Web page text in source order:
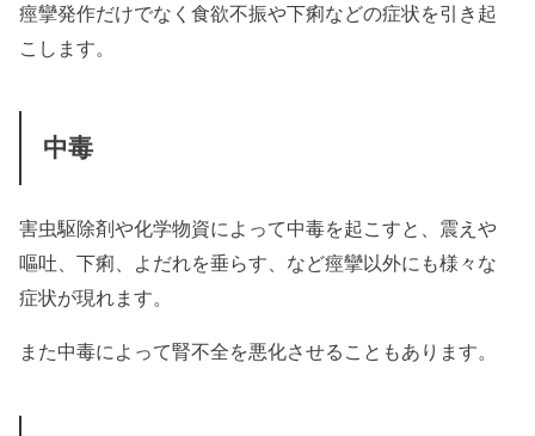
痙攣発作だけでなく食欲不振や下痢などの症状を引き起
こします。
中毒
害虫駆除剤や化学物資によって中毒を起こすと、震えや
嘔吐、下痢、よだれを垂らす、など痙攣以外にも様々な
症状が現れます。
また中毒によって腎不全を悪化させることもあります。